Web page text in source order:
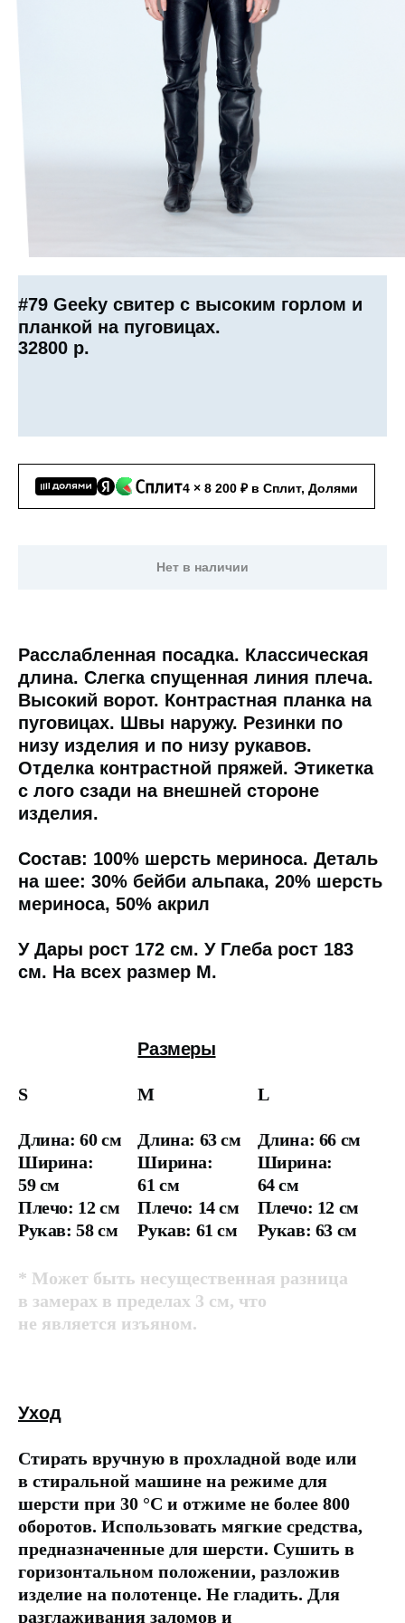
#79 Geeky свитер с высоким горлом и
планкой на пуговицах.
32800 р.
4 × 8 200 ₽ в Сплит, Долями
Нет в наличии
Расслабленная посадка. Классическая
длина. Слегка спущенная линия плеча.
Высокий ворот. Контрастная планка на
пуговицах. Швы наружу. Резинки по
низу изделия и по низу рукавов.
Отделка контрастной пряжей. Этикетка
с лого сзади на внешней стороне
изделия.
Состав: 100% шерсть мериноса. Деталь
на шее: 30% бейби альпака, 20% шерсть
мериноса, 50% акрил
У Дары рост 172 см. У Глеба рост 183
см. На всех размер M.
S
Длина: 60 см
Ширина:
59 см
Плечо: 12 см
Рукав: 58 см
Размеры
M
Длина: 63 см
Ширина:
61 см
Плечо: 14 см
Рукав: 61 см
L
Длина: 66 см
Ширина:
64 см
Плечо: 12 см
Рукав: 63 см
* Может быть несущественная разница
в замерах в пределах 3 см, что
не является изъяном.
Уход
Стирать вручную в прохладной воде или
в стиральной машине на режиме для
шерсти при 30 °C и отжиме не более 800
оборотов. Использовать мягкие средства,
предназначенные для шерсти. Сушить в
горизонтальном положении, разложив
изделие на полотенце. Не гладить. Для
разглаживания заломов и